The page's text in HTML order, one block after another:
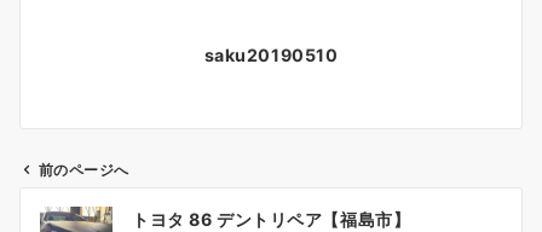
saku20190510
前のページへ
トヨタ 86 デントリペア【福島市】